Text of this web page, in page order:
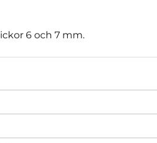
6 och 7 mm.